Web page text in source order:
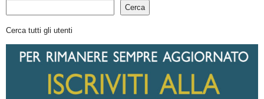
Cerca
Cerca tutti gli utenti